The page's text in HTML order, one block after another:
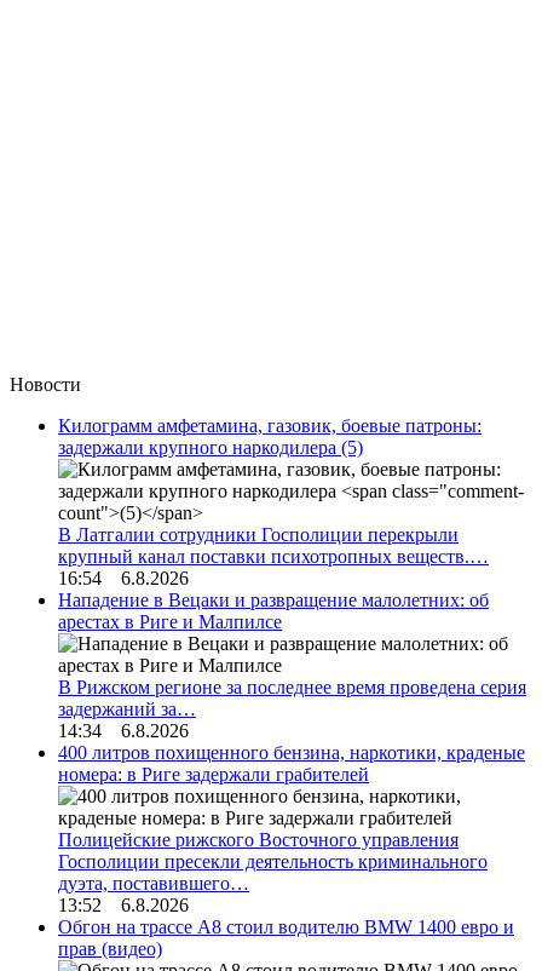
Новости
Килограмм амфетамина, газовик, боевые патроны:
задержали крупного наркодилера (5)
В Латгалии сотрудники Госполиции перекрыли
крупный канал поставки психотропных веществ.…
16:54 6.8.2026
Нападение в Вецаки и развращение малолетних: об
арестах в Риге и Малпилсе
В Рижском регионе за последнее время проведена серия
задержаний за…
14:34 6.8.2026
400 литров похищенного бензина, наркотики, краденые
номера: в Риге задержали грабителей
Полицейские рижского Восточного управления
Госполиции пресекли деятельность криминального
дуэта, поставившего…
13:52 6.8.2026
Обгон на трассе А8 стоил водителю BMW 1400 евро и
прав (видео)